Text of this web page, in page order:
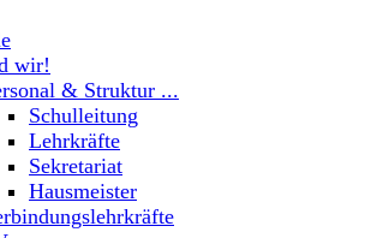
wir!
& Struktur ...
Schulleitung
Lehrkräfte
Sekretariat
Hausmeister